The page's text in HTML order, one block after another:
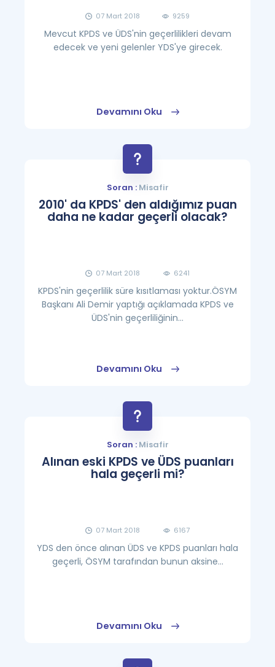
07 Mart 2018 9259
Mevcut KPDS ve ÜDS'nin geçerlilikleri devam
edecek ve yeni gelenler YDS'ye girecek.
Devamını Oku
Soran :Misafir
2010' da KPDS' den aldığımız puan
daha ne kadar geçerli olacak?
07 Mart 2018 6241
KPDS'nin geçerlilik süre kısıtlaması yoktur.ÖSYM
Başkanı Ali Demir yaptığı açıklamada KPDS ve
ÜDS'nin geçerliliğinin...
Devamını Oku
Soran :Misafir
Alınan eski KPDS ve ÜDS puanları
hala geçerli mi?
07 Mart 2018 6167
YDS den önce alınan ÜDS ve KPDS puanları hala
geçerli, ÖSYM tarafından bunun aksine...
Devamını Oku